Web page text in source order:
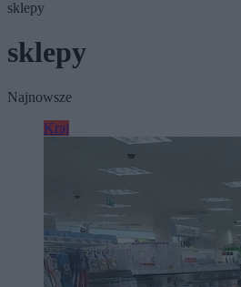
sklepy
sklepy
Najnowsze
Kraj